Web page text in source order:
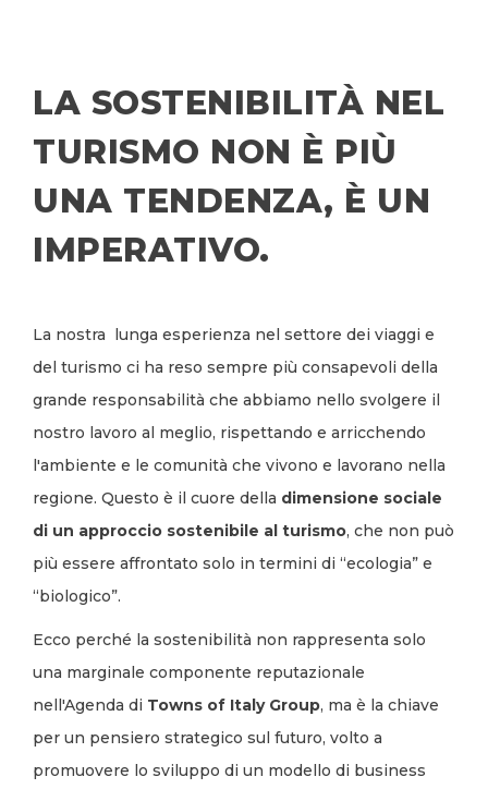
LA SOSTENIBILITÀ NEL
TURISMO NON È PIÙ
UNA TENDENZA, È UN
IMPERATIVO.
La nostra lunga esperienza nel settore dei viaggi e
del turismo ci ha reso sempre più consapevoli della
grande responsabilità che abbiamo nello svolgere il
nostro lavoro al meglio, rispettando e arricchendo
l'ambiente e le comunità che vivono e lavorano nella
regione. Questo è il cuore della dimensione sociale
di un approccio sostenibile al turismo, che non può
più essere affrontato solo in termini di “ecologia” e
“biologico”.
Ecco perché la sostenibilità non rappresenta solo
una marginale componente reputazionale
nell'Agenda di Towns of Italy Group, ma è la chiave
per un pensiero strategico sul futuro, volto a
promuovere lo sviluppo di un modello di business